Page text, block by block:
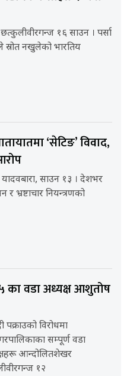
१६ साउन । पर्सा
स्रोत नखुलेको भारतिय
‘सेटिङ’ विवाद,
यादवबारा, साउन १३ । देशभर
र भ्रष्टाचार नियन्त्रणको
का वडा अध्यक्ष आशुतोष
पक्राउको विरोधमा
सम्पूर्ण वडा
आन्दोलितशेखर
१२